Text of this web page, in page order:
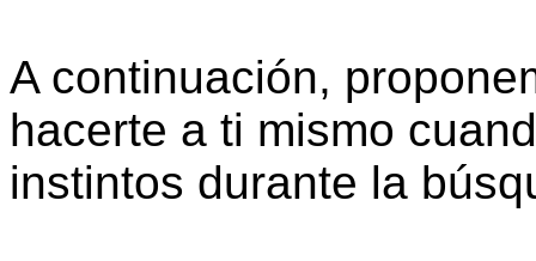
A continuación,
hacerte a ti mismo
instintos durante la